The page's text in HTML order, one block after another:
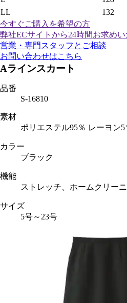
LL
132
今すぐご購入 を希望の方
弊社ECサイトから24時間お求め
営業・専門スタッフとご相談
お問い合わせはこちら
Aラインスカート
品番
S-16810
素材
ポリエステル95％ レーヨン
カラー
ブラック
機能
ストレッチ、ホームクリー
サイズ
5号～23号